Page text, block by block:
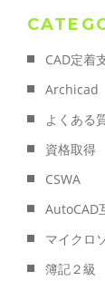
CAD定着
Archicad
よくある
資格取得
CSWA
AutoCAD
マイクロ
簿記２級